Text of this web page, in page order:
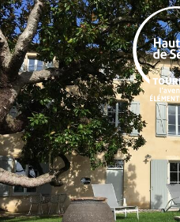
Aller
au
contenu
principal